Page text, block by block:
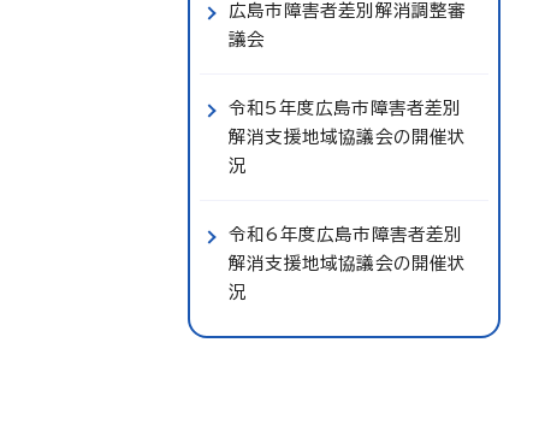
広島市障害者差別解消調整審
議会
令和5年度広島市障害者差別
解消支援地域協議会の開催状
況
令和6年度広島市障害者差別
解消支援地域協議会の開催状
況